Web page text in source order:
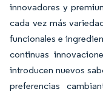
innovadores y
cada vez más
funcionales e
continuas
introducen nuevos
preferencias